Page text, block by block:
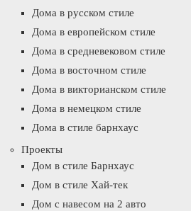
Дома в русском стиле
Дома в европейском стиле
Дома в средневековом стиле
Дома в восточном стиле
Дома в викторианском стиле
Дома в немецком стиле
Дома в стиле барнхаус
Проекты
Дом в стиле Барнхаус
Дом в стиле Хай-тек
Дом с навесом на 2 авто